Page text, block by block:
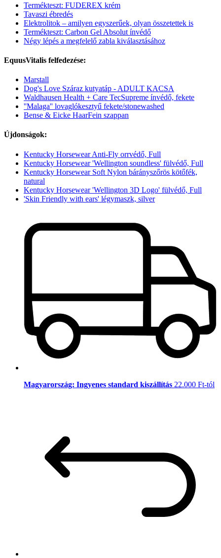
Termékteszt: FUDEREX krém
Tavaszi ébredés
Elektrolitok – amilyen egyszerűek, olyan összetettek is
Termékteszt: Carbon Gel Absolut ínvédő
Négy lépés a megfelelő zabla kiválasztásához
EquusVitalis felfedezése:
Marstall
Dog's Love Száraz kutyatáp - ADULT KACSA
Waldhausen Health + Care TecSupreme ínvédő, fekete
''Malaga'' lovaglókesztyű fekete/stonewashed
Bense & Eicke HaarFein szappan
Újdonságok:
Kentucky Horsewear Anti-Fly orrvédő, Full
Kentucky Horsewear 'Wellington soundless' fülvédő, Full
Kentucky Horsewear Soft Nylon bárányszőrös kötőfék,
natural
Kentucky Horsewear 'Wellington 3D Logo' fülvédő, Full
'Skin Friendly with ears' légymaszk, silver
Magyarország: Ingyenes standard kiszállítás 22.000 Ft-tól